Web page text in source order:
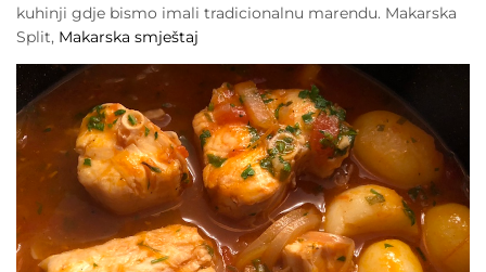
kuhinji gdje bismo imali tradicionalnu marendu. Makarska
Split, Makarska smještaj